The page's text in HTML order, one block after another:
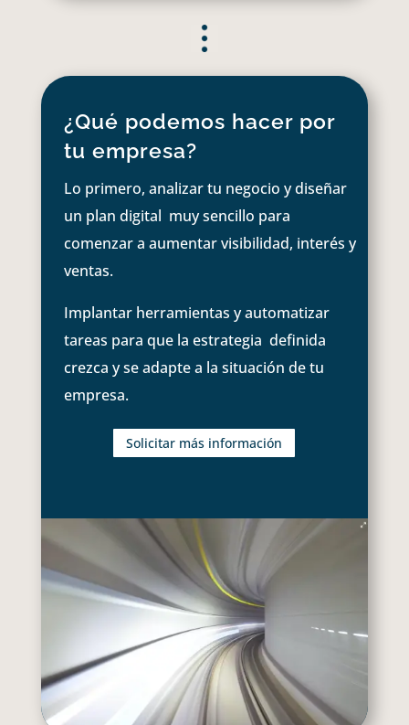
¿Qué podemos hacer por
tu empresa?
Lo primero, analizar tu negocio y diseñar
un plan digital muy sencillo para
comenzar a aumentar visibilidad, interés y
ventas.
Implantar herramientas y automatizar
tareas para que la estrategia definida
crezca y se adapte a la situación de tu
empresa.
Solicitar más información